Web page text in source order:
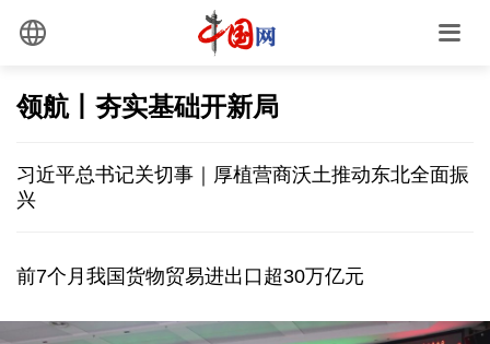
领航丨夯实基础开新局
习近平总书记关切事｜厚植营商沃土推动东北全面振
兴
前7个月我国货物贸易进出口超30万亿元